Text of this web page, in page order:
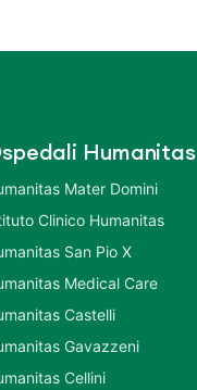
Humanitas
Mater Domini
Clinico Humanitas
San Pio X
Medical Care
Castelli
Gavazzeni
Cellini